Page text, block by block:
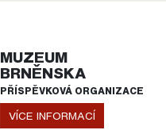
MUZEUM
BRNĚNSKA
PŘÍSPĚVKOVÁ ORGANIZACE
VÍCE INFORMACÍ